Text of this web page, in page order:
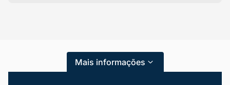
Atendimento ao Cliente
Blog
Mais informações